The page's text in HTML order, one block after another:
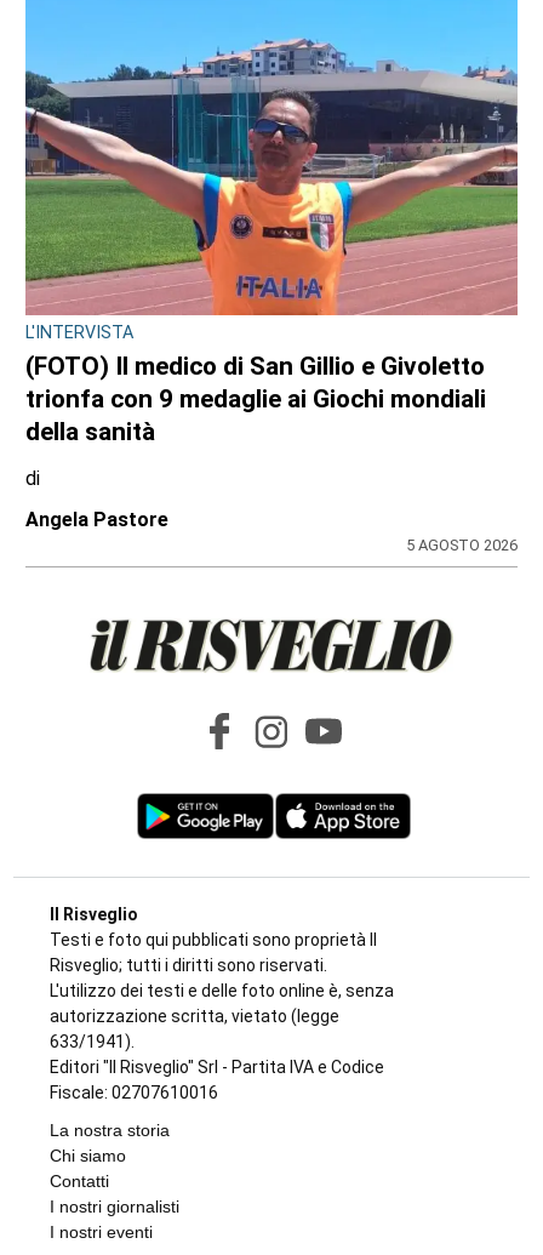
FARMACIE DI TURNO
Farmacie di turno
di
Elisa
LAVORI PUBBLICI
Cosa cambia alla Reggia di Venaria con il
piano di eliminazione delle barriere
architettoniche
Redazione